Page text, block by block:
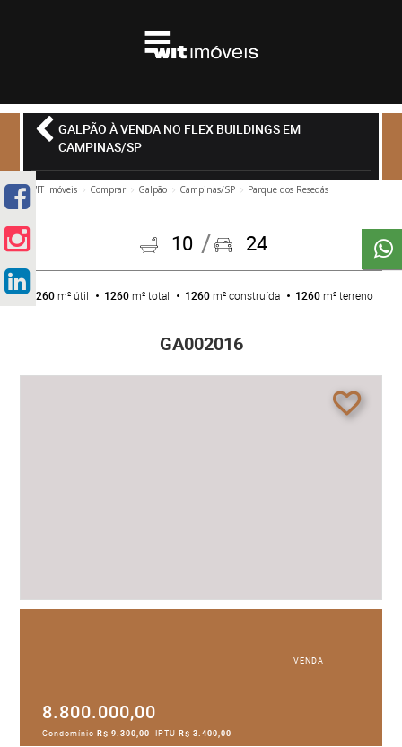
GALPÃO À VENDA NO FLEX BUILDINGS EM
CAMPINAS/SP
WIT Imóveis Comprar Galpão Campinas/SP Parque dos Resedás
10 24
1260m² útil 1260m² total 1260m² construída 1260m² terreno
GA002016
VENDA
8.800.000,00
CondomínioR$ 9.300,00 IPTUR$ 3.400,00